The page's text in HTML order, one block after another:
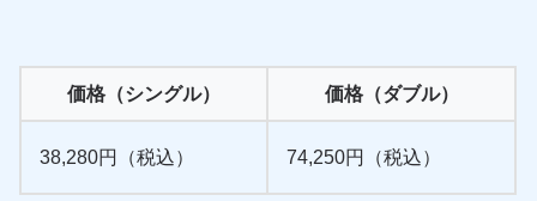
価格（シングル） 価格（ダブル）
38,280円（税込） 74,250円（税込）